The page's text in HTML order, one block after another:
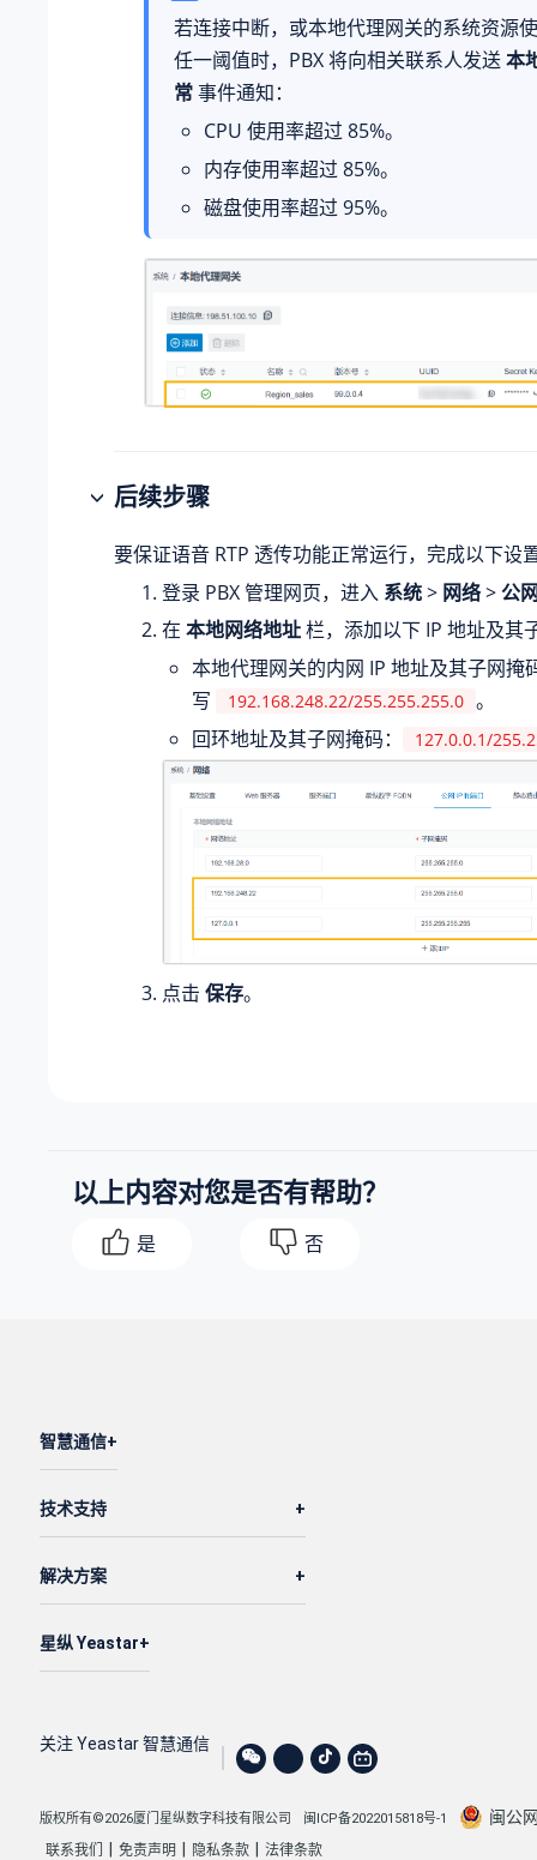
若连接中断，或本地代理网关的系统资源
任一阈值时，PBX 将向相关联系人发送本
常事件通知：
CPU 使用率超过 85%。
内存使用率超过 85%。
磁盘使用率超过 95%。
后续步骤
要保证语音 RTP 透传功能正常运行，完成以下设
登录 PBX 管理网页，进入 系统> 网络>公
在 本地网络地址栏，添加以下 IP 地址及其
本地代理网关的内网 IP 地址及其子网掩
写
192.168.248.22/255.255.255.0 。
回环地址及其子网掩码：
127.0.0.1/
点击 保存。
以上内容对您是否有帮助？
是 否
智慧通信
技术支持
解决方案
星纵 Yeastar
关注 Yeastar 智慧通信
版权所有©2026厦门星纵数字科技有限公司 闽ICP备2022015818号-1 闽公
联系我们 | 免责声明 | 隐私条款 | 法律条款